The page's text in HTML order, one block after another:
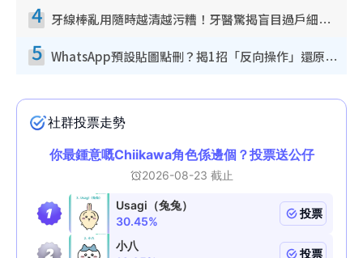
4 牙線棒亂用隨時越清越污糟！牙醫驚揭盲目過戶細菌恐致蛀牙：呢種先係日常真保養
5 WhatsApp預設貼圖點刪？揭1招「反向操作」還原簡潔介面 附3步實測教學